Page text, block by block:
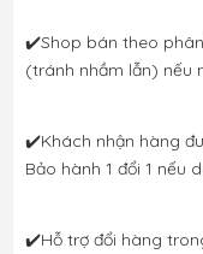
✔️Shop bán theo
(tránh nhầm lẫn) nếu
✔️Khách nhận hàng
Bảo hành 1 đổi 1 nếu
✔️Hỗ trợ đổi hàng